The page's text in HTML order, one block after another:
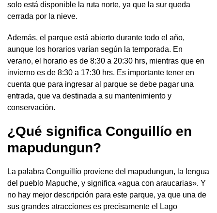
solo está disponible la ruta norte, ya que la sur queda
cerrada por la nieve.
Además, el parque está abierto durante todo el año,
aunque los horarios varían según la temporada. En
verano, el horario es de 8:30 a 20:30 hrs, mientras que en
invierno es de 8:30 a 17:30 hrs. Es importante tener en
cuenta que para ingresar al parque se debe pagar una
entrada, que va destinada a su mantenimiento y
conservación.
¿Qué significa Conguillío en
mapudungun?
La palabra Conguillío proviene del mapudungun, la lengua
del pueblo Mapuche, y significa «agua con araucarias». Y
no hay mejor descripción para este parque, ya que una de
sus grandes atracciones es precisamente el Lago